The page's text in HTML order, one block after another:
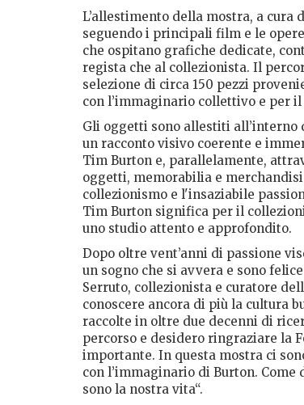
L’allestimento della mostra, a cura
seguendo i principali film e le
che ospitano grafiche dedicate,
regista che al collezionista. Il
selezione di circa 150 pezzi
con l’immaginario collettivo e per
Gli oggetti sono allestiti all’interno
un racconto visivo coerente e
Tim Burton e, parallelamente,
oggetti, memorabilia e
collezionismo e l'insaziabile
Tim Burton significa per il
uno studio attento e approfondito.
Dopo oltre vent’anni di passione
un sogno che si avvera e sono
Serruto, collezionista e curatore
conoscere ancora di più la cultura
raccolte in oltre due decenni di
percorso e desidero ringraziare la
importante. In questa mostra ci
con l’immaginario di Burton.
sono la nostra vita“.